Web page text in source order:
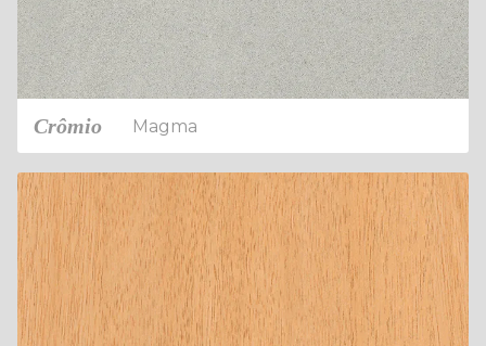
Crômio Magma